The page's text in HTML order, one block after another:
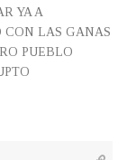
YA A
CON LAS GANAS
PUEBLO